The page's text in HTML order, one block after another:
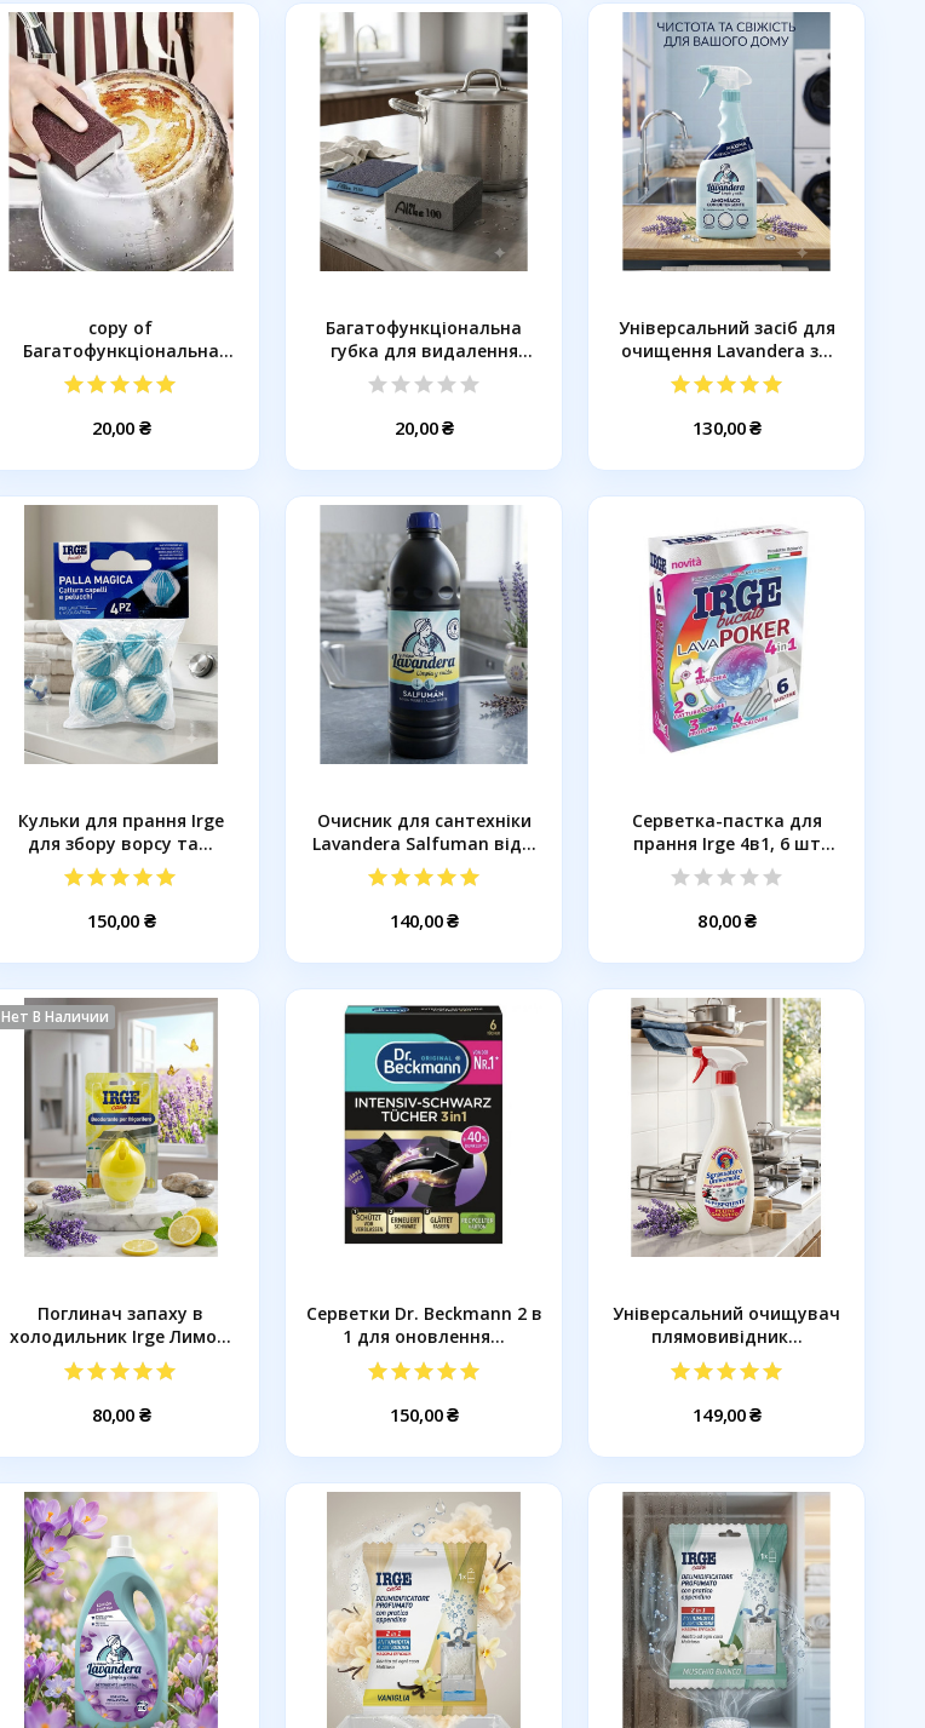
copy of
Багатофункціональна
губка для видалення...
20,00 ₴
Багатофункціональна
губка для видалення
бруду...
20,00 ₴
Універсальний засіб для
очищення Lavandera з...
130,00 ₴
Кульки для прання Irge
для збору ворсу та...
150,00 ₴
Очисник для сантехніки
Lavandera Salfuman від...
140,00 ₴
Серветка-пастка для
прання Irge 4в1, 6 шт
(033382)
80,00 ₴
Нет В Наличии
Поглинач запаху в
холодильник Irge Лимон,
30 г...
80,00 ₴
Серветки Dr. Beckmann 2 в
1 для оновлення...
150,00 ₴
Універсальний очищувач
плямовивідник...
149,00 ₴